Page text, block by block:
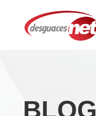
BLOG